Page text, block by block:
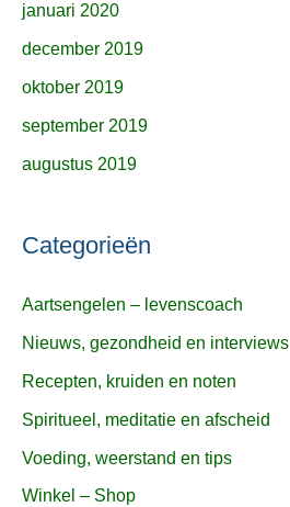
januari 2020
december 2019
oktober 2019
september 2019
augustus 2019
Categorieën
Aartsengelen – levenscoach
Nieuws, gezondheid en interviews
Recepten, kruiden en noten
Spiritueel, meditatie en afscheid
Voeding, weerstand en tips
Winkel – Shop